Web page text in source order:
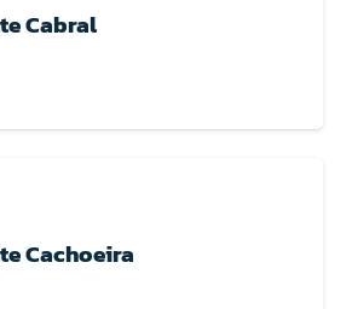
Cabral
Cachoeira